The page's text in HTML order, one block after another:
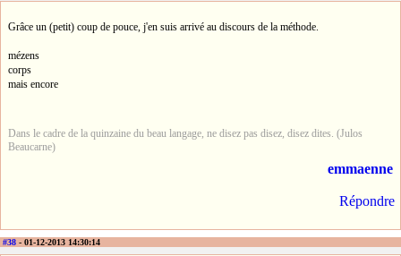
Grâce un (petit) coup de pouce, j'en suis arrivé au discours de la méthode.
mézens
corps
mais encore
Dans le cadre de la quinzaine du beau langage, ne disez pas disez, disez dites. (Julos
Beaucarne)
emmaenne
Répondre
#38 - 01-12-2013 14:30:14